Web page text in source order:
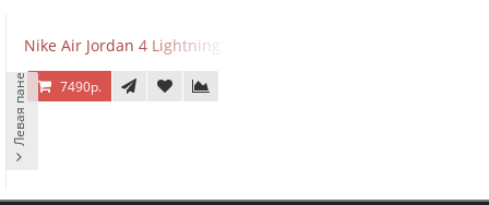
Nike Air Jordan 4 Lightning
7490р.
Левая панель